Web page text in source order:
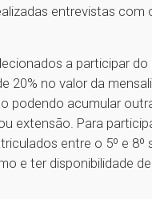
entrevistas com
a participar
20% no valor da
podendo acumular
extensão. Para
entre o 5º e 8º
e ter disponibilidade